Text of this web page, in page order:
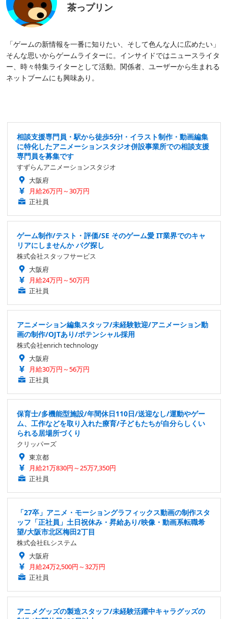
茶っプリン
「ゲームの新情報を一番に知りたい、そして色んな人に広めたい」
そんな思いからゲームライターに。インサイドではニュースライタ
ー、時々特集ライターとして活動。関係者、ユーザーから生まれる
ネットブームにも興味あり。
相談支援専門員・駅から徒歩5分!・イラスト制作・動画編集
に特化したアニメーションスタジオ併設事業所での相談支援
専門員を募集です
すずらんアニメーションスタジオ
大阪府
月給26万円～30万円
正社員
ゲーム制作/テスト・評価/SE そのゲーム愛 IT業界でのキャ
リアにしませんか バグ探し
株式会社スタッフサービス
大阪府
月給24万円～50万円
正社員
アニメーション編集スタッフ/未経験歓迎/アニメーション動
画の制作/OJTあり/ポテンシャル採用
株式会社enrich technology
大阪府
月給30万円～56万円
正社員
保育士/多機能型施設/年間休日110日/送迎なし/運動やゲー
ム、工作などを取り入れた療育/子どもたちが自分らしくい
られる居場所づくり
クリッパーズ
東京都
月給21万830円～25万7,350円
正社員
「27卒」アニメ・モーショングラフィックス動画の制作スタ
ッフ「正社員」土日祝休み・昇給あり/映像・動画系転職希
望/大阪市北区梅田2丁目
株式会社ELシステム
大阪府
月給24万2,500円～32万円
正社員
アニメグッズの製造スタッフ/未経験活躍中キャラグッズの